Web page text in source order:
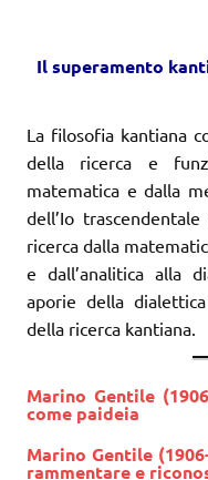
Il superamento
La filosofia kantiana
della ricerca e
matematica e dalla
dell’Io
ricerca dalla
e dall’analitica alla
aporie della
della ricerca kantiana.
Marino Gentile
come paideia
Marino Gentile
rammentare e